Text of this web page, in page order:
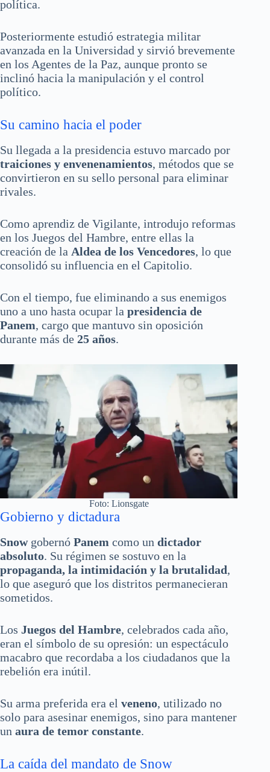
política.
Posteriormente estudió estrategia militar
avanzada en la Universidad y sirvió brevemente
en los Agentes de la Paz, aunque pronto se
inclinó hacia la manipulación y el control
político.
Su camino hacia el poder
Su llegada a la presidencia estuvo marcado por
traiciones y envenenamientos, métodos que se
convirtieron en su sello personal para eliminar
rivales.
Como aprendiz de Vigilante, introdujo reformas
en los Juegos del Hambre, entre ellas la
creación de la Aldea de los Vencedores, lo que
consolidó su influencia en el Capitolio.
Con el tiempo, fue eliminando a sus enemigos
uno a uno hasta ocupar la presidencia de
Panem, cargo que mantuvo sin oposición
durante más de 25 años.
Foto: Lionsgate
Gobierno y dictadura
Snowgobernó Panem como un dictador
absoluto. Su régimen se sostuvo en la
propaganda, la intimidación y la brutalidad,
lo que aseguró que los distritos permanecieran
sometidos.
Los Juegos del Hambre, celebrados cada año,
eran el símbolo de su opresión: un espectáculo
macabro que recordaba a los ciudadanos que la
rebelión era inútil.
Su arma preferida era el veneno, utilizado no
solo para asesinar enemigos, sino para mantener
un aura de temor constante.
La caída del mandato de Snow